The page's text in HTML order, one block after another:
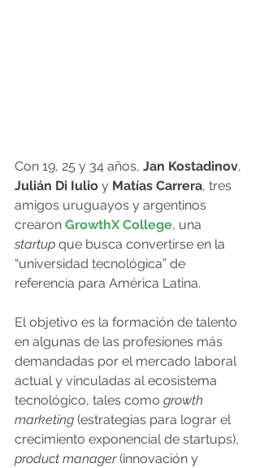
Con 19, 25 y 34 años, Jan Kostadinov,
Julián Di Iulio y Matías Carrera, tres
amigos uruguayos y argentinos
crearon GrowthX College, una
startup que busca convertirse en la
“universidad tecnológica” de
referencia para América Latina.
El objetivo es la formación de talento
en algunas de las profesiones más
demandadas por el mercado laboral
actual y vinculadas al ecosistema
tecnológico, tales como growth
marketing (estrategias para lograr el
crecimiento exponencial de startups),
product manager (innovación y